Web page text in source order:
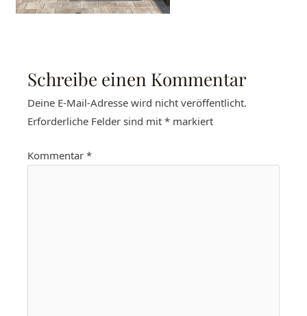
Schreibe einen Kommentar
Deine E-Mail-Adresse wird nicht veröffentlicht.
Erforderliche Felder sind mit* markiert
Kommentar*